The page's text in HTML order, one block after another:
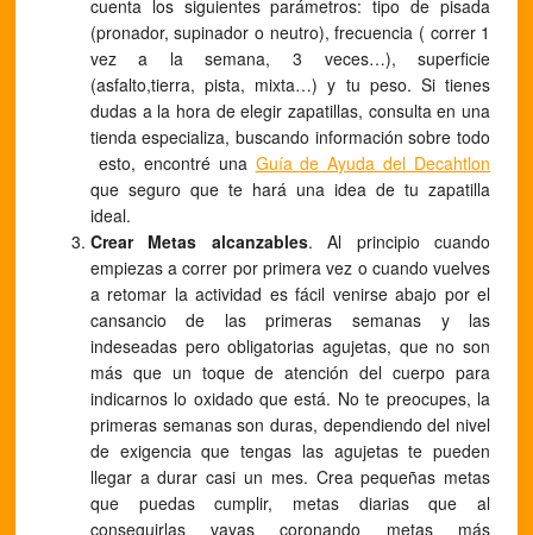
cuenta los siguientes parámetros: tipo de pisada
(pronador, supinador o neutro), frecuencia ( correr 1
vez a la semana, 3 veces…), superficie
(asfalto,tierra, pista, mixta…) y tu peso. Si tienes
dudas a la hora de elegir zapatillas, consulta en una
tienda especializa, buscando información sobre todo
esto, encontré una Guía de Ayuda del Decahtlon
que seguro que te hará una idea de tu zapatilla
ideal.
Crear Metas alcanzables. Al principio cuando
empiezas a correr por primera vez o cuando vuelves
a retomar la actividad es fácil venirse abajo por el
cansancio de las primeras semanas y las
indeseadas pero obligatorias agujetas, que no son
más que un toque de atención del cuerpo para
indicarnos lo oxidado que está. No te preocupes, la
primeras semanas son duras, dependiendo del nivel
de exigencia que tengas las agujetas te pueden
llegar a durar casi un mes. Crea pequeñas metas
que puedas cumplir, metas diarias que al
conseguirlas vayas coronando metas más